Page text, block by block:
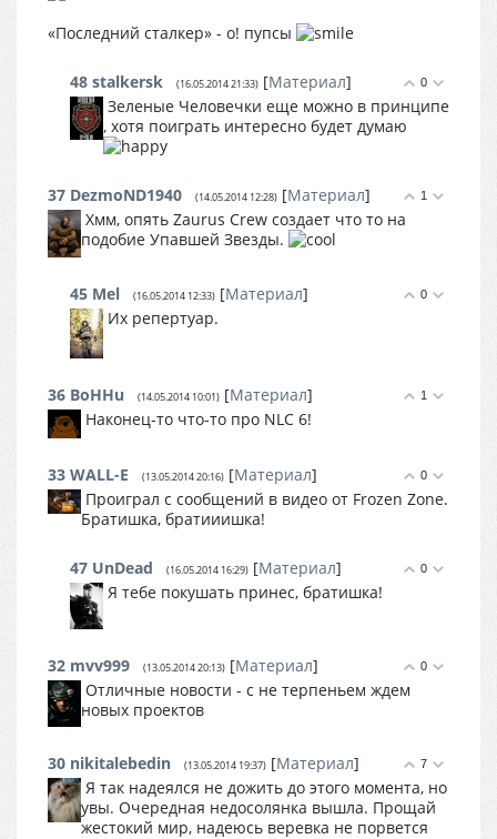
«Последний сталкер» - о! пупсы
0
48 stalkersk (16.05.2014 21:33) [Материал]
Зеленые Человечки еще можно в принципе
, хотя поиграть интересно будет думаю
1
37 DezmoND1940 (14.05.2014 12:28) [Материал]
Хмм, опять Zaurus Crew создает что то на
подобие Упавшей Звезды.
0
45 Mel (16.05.2014 12:33) [Материал]
Их репертуар.
1
36 BoHHu (14.05.2014 10:01) [Материал]
Наконец-то что-то про NLC 6!
0
33 WALL-E (13.05.2014 20:16) [Материал]
Проиграл с сообщений в видео от Frozen Zone.
Братишка, братииишка!
0
47 UnDead (16.05.2014 16:29) [Материал]
Я тебе покушать принес, братишка!
0
32 mvv999 (13.05.2014 20:13) [Материал]
Отличные новости - с не терпеньем ждем
новых проектов
7
30 nikitalebedin (13.05.2014 19:37) [Материал]
Я так надеялся не дожить до этого момента, но
увы. Очередная недосолянка вышла. Прощай
жестокий мир, надеюсь веревка не порвется